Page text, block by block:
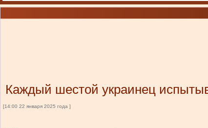
Каждый шестой украинец
[14:00 22 января 2025 года ]